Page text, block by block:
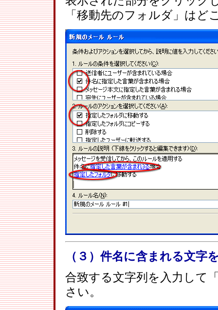
「移動先のフォルダ」はど
（３）件名に含まれる文字
合致する文字列を入力して
さい。